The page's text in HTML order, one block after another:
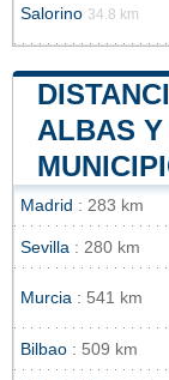
Salorino 34.8 km
ALBAS Y
Madrid : 283 km
Sevilla : 280 km
Murcia : 541 km
Bilbao : 509 km